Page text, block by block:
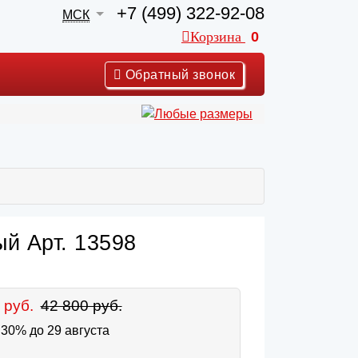
МСК +7 (499) 322-92-08
Корзина 0
Обратный звонок
Арт. 13598
42 800 руб.
до 29 августа